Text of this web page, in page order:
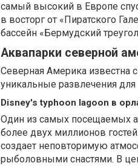
самый высокий в Европе
в восторг от «Пиратского
бассейн «Бермудский
Аквапарки северной
Северная Америка
уникальные развлечения
Disney's typhoon lagoon в
Один из самых посещаемых
более двух миллионов
создает неповторимую
рыболовными снастями. В